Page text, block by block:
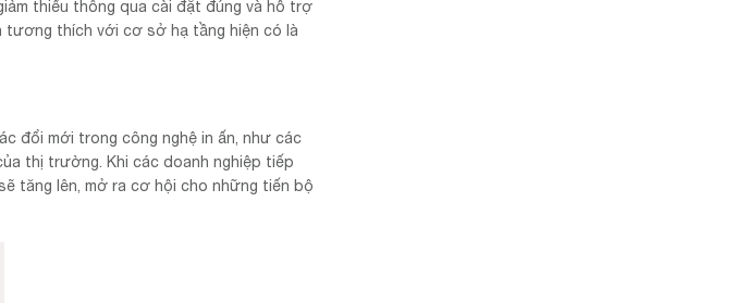
thiểu thông qua cài đặt đúng và hỗ trợ
tương thích với cơ sở hạ tầng hiện có là
đổi mới trong công nghệ in ấn, như các
thị trường. Khi các doanh nghiệp tiếp
tăng lên, mở ra cơ hội cho những tiến bộ